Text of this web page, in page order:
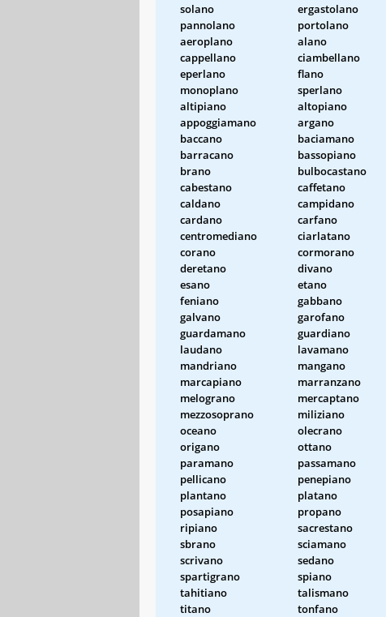
solano ergastolano
pannolano
portolano
aeroplano
alano
cappellano
ciambellano
eperlano
flano
monoplano
sperlano
altipiano
altopiano
appoggiamano
argano
baccano
baciamano
barracano
bassopiano
brano
bulbocastano
cabestano
caffetano
caldano
campidano
cardano
carfano
centromediano
ciarlatano
corano
cormorano
deretano
divano
esano
etano
feniano
gabbano
galvano
garofano
guardamano
guardiano
laudano
lavamano
mandriano
mangano
marcapiano
marranzano
melograno
mercaptano
mezzosoprano
miliziano
oceano
olecrano
origano
ottano
paramano
passamano
pellicano
penepiano
plantano
platano
posapiano
propano
ripiano
sacrestano
sbrano
sciamano
scrivano
sedano
spartigrano
spiano
tahitiano
talismano
titano
tonfano